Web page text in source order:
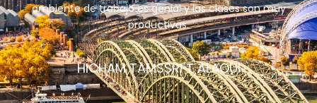
ambiente de trabajo es genial y las clases son muy
productivas.
HICHAM TAMSSRFT ALAOUI